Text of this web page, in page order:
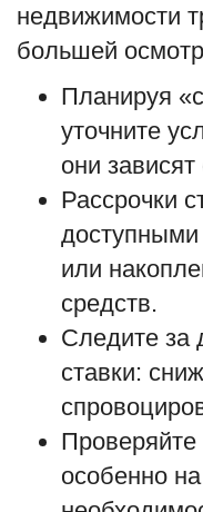
недвижимости
большей
Планируя
уточните
они
Рассрочки
доступными
или
средств.
Следите за
ставки:
особенно